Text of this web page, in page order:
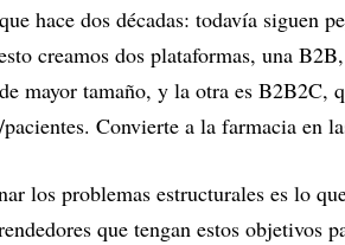
hace dos décadas: todavía siguen
creamos dos plataformas, una
mayor tamaño, y la otra es B2B2C,
Convierte a la farmacia en
los problemas estructurales es lo
que tengan estos